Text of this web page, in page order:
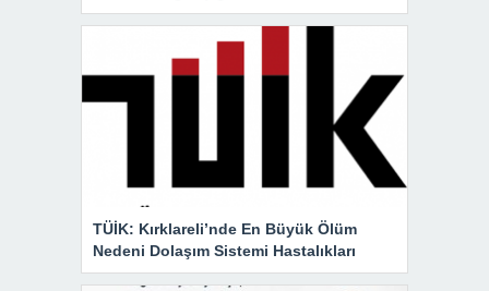
TÜİK: Kırklareli’nde En Büyük Ölüm
Nedeni Dolaşım Sistemi Hastalıkları